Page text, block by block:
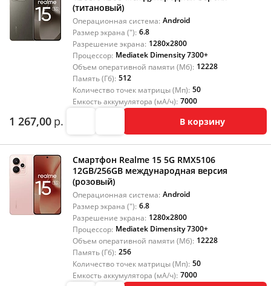
(титановый)
Операционная система: Android
Размер экрана ("): 6.8
Разрешение экрана: 1280x2800
Процессор: Mediatek Dimensity 7300+
Объем оперативной памяти (Мб): 12228
Память (Гб): 512
Количество точек матрицы (Мп): 50
Емкость аккумулятора (мА/ч): 7000
1 267,00 р. В корзину
Смартфон Realme 15 5G RMX5106
12GB/256GB международная версия
(розовый)
Операционная система: Android
Размер экрана ("): 6.8
Разрешение экрана: 1280x2800
Процессор: Mediatek Dimensity 7300+
Объем оперативной памяти (Мб): 12228
Память (Гб): 256
Количество точек матрицы (Мп): 50
Емкость аккумулятора (мА/ч): 7000